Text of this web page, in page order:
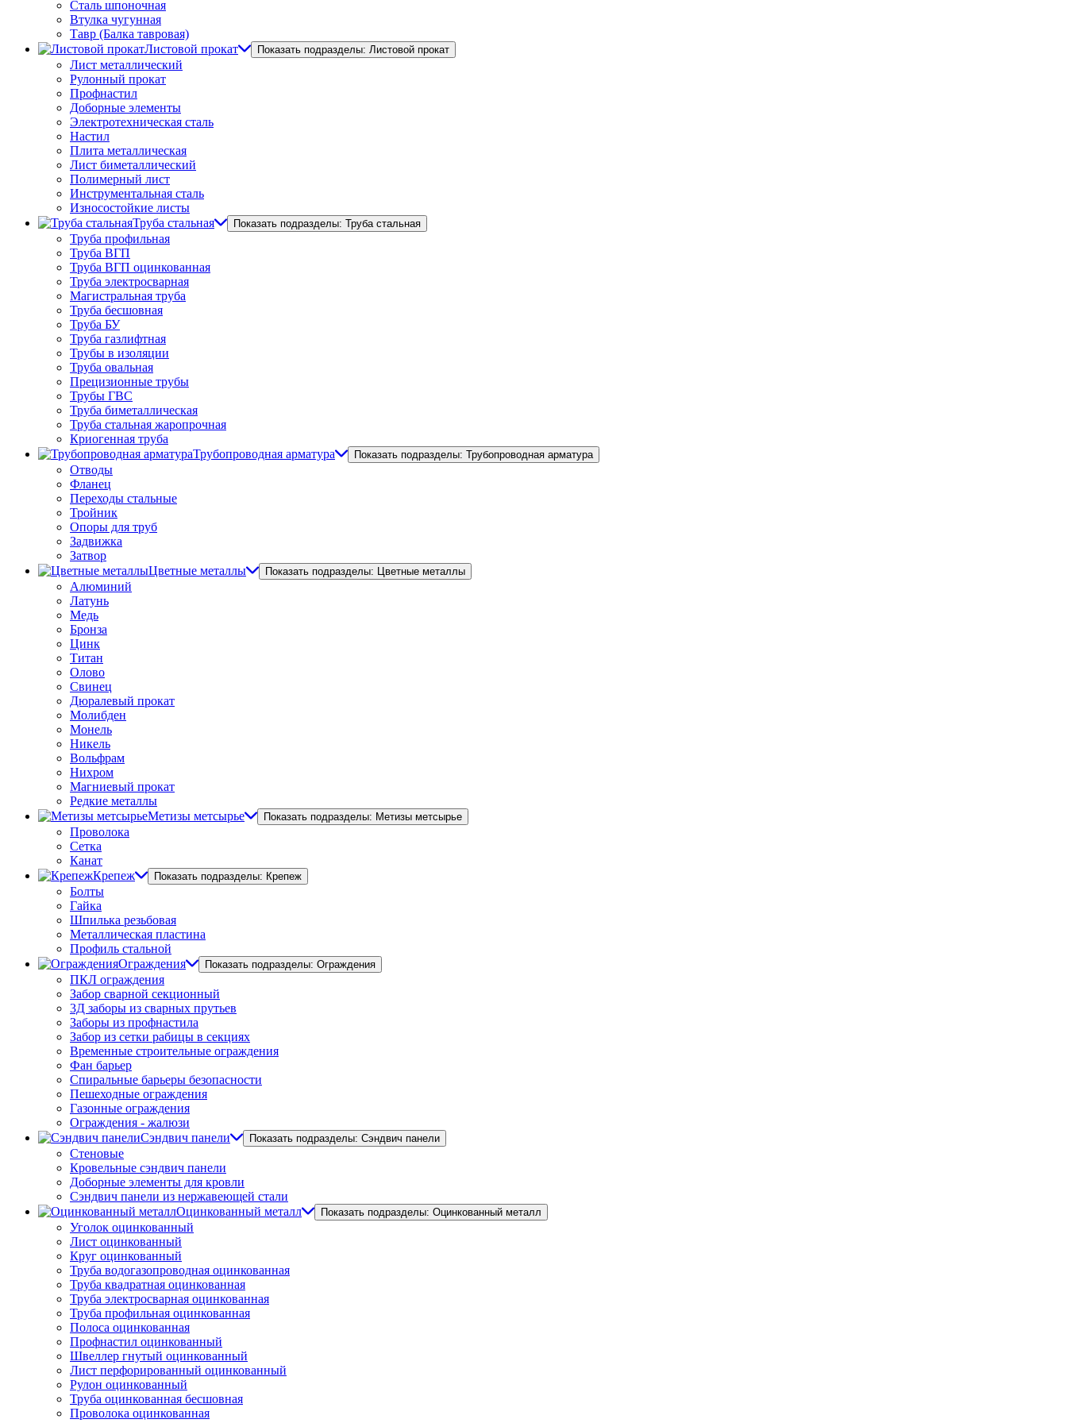
Сталь шпоночная
Втулка чугунная
Тавр (Балка тавровая)
Листовой прокат
Показать подразделы: Листовой прокат
Лист металлический
Рулонный прокат
Профнастил
Доборные элементы
Электротехническая сталь
Настил
Плита металлическая
Лист биметаллический
Полимерный лист
Инструментальная сталь
Износостойкие листы
Труба стальная
Показать подразделы: Труба стальная
Труба профильная
Труба ВГП
Труба ВГП оцинкованная
Труба электросварная
Магистральная труба
Труба бесшовная
Труба БУ
Труба газлифтная
Трубы в изоляции
Труба овальная
Прецизионные трубы
Трубы ГВС
Труба биметаллическая
Труба стальная жаропрочная
Криогенная труба
Трубопроводная арматура
Показать подразделы: Трубопроводная арматура
Отводы
Фланец
Переходы стальные
Тройник
Опоры для труб
Задвижка
Затвор
Цветные металлы
Показать подразделы: Цветные металлы
Алюминий
Латунь
Медь
Бронза
Цинк
Титан
Олово
Свинец
Дюралевый прокат
Молибден
Монель
Никель
Вольфрам
Нихром
Магниевый прокат
Редкие металлы
Метизы метсырье
Показать подразделы: Метизы метсырье
Проволока
Сетка
Канат
Крепеж
Показать подразделы: Крепеж
Болты
Гайка
Шпилька резьбовая
Металлическая пластина
Профиль стальной
Ограждения
Показать подразделы: Ограждения
ПКЛ ограждения
Забор сварной секционный
3Д заборы из сварных прутьев
Заборы из профнастила
Забор из сетки рабицы в секциях
Временные строительные ограждения
Фан барьер
Спиральные барьеры безопасности
Пешеходные ограждения
Газонные ограждения
Ограждения - жалюзи
Сэндвич панели
Показать подразделы: Сэндвич панели
Стеновые
Кровельные сэндвич панели
Доборные элементы для кровли
Сэндвич панели из нержавеющей стали
Оцинкованный металл
Показать подразделы: Оцинкованный металл
Уголок оцинкованный
Лист оцинкованный
Круг оцинкованный
Труба водогазопроводная оцинкованная
Труба квадратная оцинкованная
Труба электросварная оцинкованная
Труба профильная оцинкованная
Полоса оцинкованная
Профнастил оцинкованный
Швеллер гнутый оцинкованный
Лист перфорированный оцинкованный
Рулон оцинкованный
Труба оцинкованная бесшовная
Проволока оцинкованная